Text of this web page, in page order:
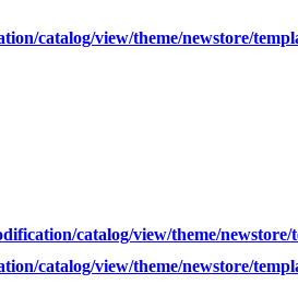
catalog/view/theme/newstore/
catalog/view/theme/
catalog/view/theme/newstore/